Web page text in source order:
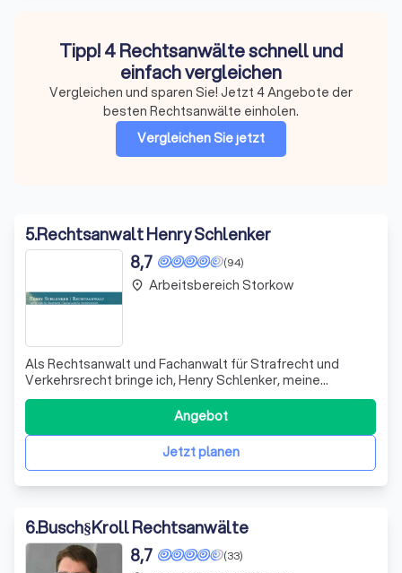
Tipp! 4 Rechtsanwälte schnell und
einfach vergleichen
Vergleichen und sparen Sie! Jetzt 4 Angebote der
besten Rechtsanwälte einholen.
Vergleichen Sie jetzt
5.Rechtsanwalt Henry Schlenker
(94)
8,7
Als Rechtsanwalt und Fachanwalt für Strafrecht und
Verkehrsrecht bringe ich, Henry Schlenker, meine
umfassende Expertise und langjährige Erfahrung in den
Dienst meiner Mandanten. Meine Kanzlei in Eberswalde
steht für kompetente Beratung und Vertretung in allen
straf- und verkehrsrechtlichen Angelege
Jetzt planen
Angebot
place Arbeitsbereich Storkow
6.Busch§Kroll Rechtsanwälte
(33)
8,7